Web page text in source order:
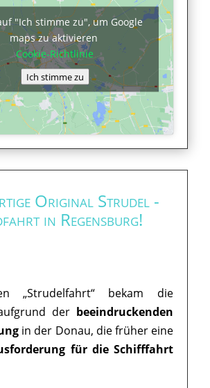
"Ich stimme zu", um Google
maps zu aktivieren
Cookie-Richtlinie
Ich stimme zu
Original Strudel -
in Regensburg!
„Strudelfahrt“ bekam die
der beeindruckenden
in der Donau, die früher eine
für die Schifffahrt